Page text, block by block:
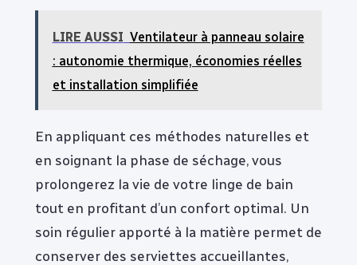
LIRE AUSSI Ventilateur à panneau solaire
: autonomie thermique, économies réelles
et installation simplifiée
En appliquant ces méthodes naturelles et
en soignant la phase de séchage, vous
prolongerez la vie de votre linge de bain
tout en profitant d’un confort optimal. Un
soin régulier apporté à la matière permet de
conserver des serviettes accueillantes,